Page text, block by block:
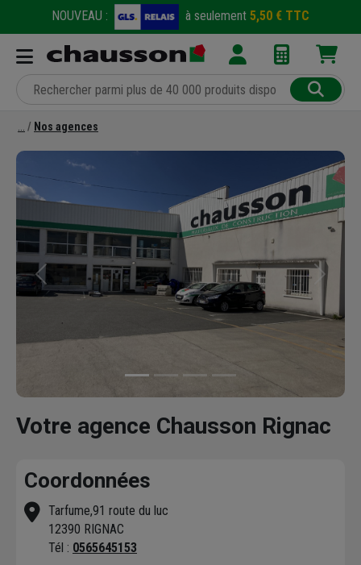
NOUVEAU : à seulement 5,50 € TTC
Nos agences
Précédent Suivant
Votre agence Chausson Rignac
Coordonnées
Tarfume,91 route du luc
12390 RIGNAC
Tél : 0565645153